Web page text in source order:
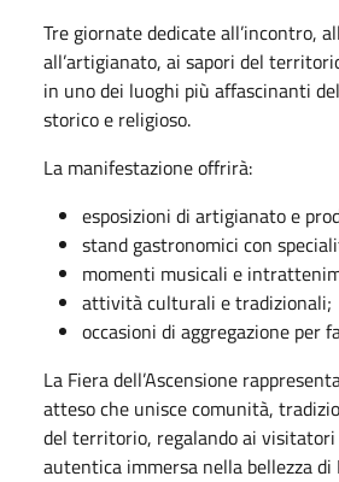
Tre giornate dedicate all’incontro,
all’artigianato, ai sapori del
in uno dei luoghi più affascinanti
storico e religioso.
La manifestazione offrirà:
esposizioni di artigianato e
stand gastronomici con
momenti musicali e
attività culturali e tradizionali;
occasioni di aggregazione per
La Fiera dell’Ascensione
atteso che unisce comunità,
del territorio, regalando ai visitatori
autentica immersa nella bellezza di